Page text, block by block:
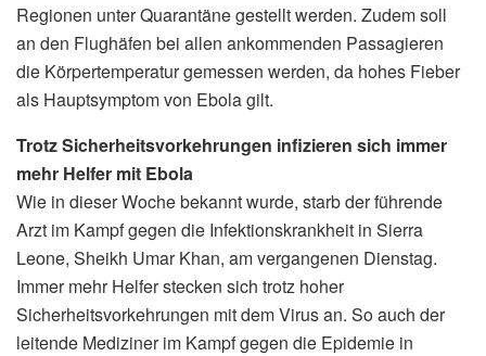
Regionen unter Quarantäne gestellt werden. Zudem soll
an den Flughäfen bei allen ankommenden Passagieren
die Körpertemperatur gemessen werden, da hohes Fieber
als Hauptsymptom von Ebola gilt.
Trotz Sicherheitsvorkehrungen infizieren sich immer
mehr Helfer mit Ebola
Wie in dieser Woche bekannt wurde, starb der führende
Arzt im Kampf gegen die Infektionskrankheit in Sierra
Leone, Sheikh Umar Khan, am vergangenen Dienstag.
Immer mehr Helfer stecken sich trotz hoher
Sicherheitsvorkehrungen mit dem Virus an. So auch der
leitende Mediziner im Kampf gegen die Epidemie in